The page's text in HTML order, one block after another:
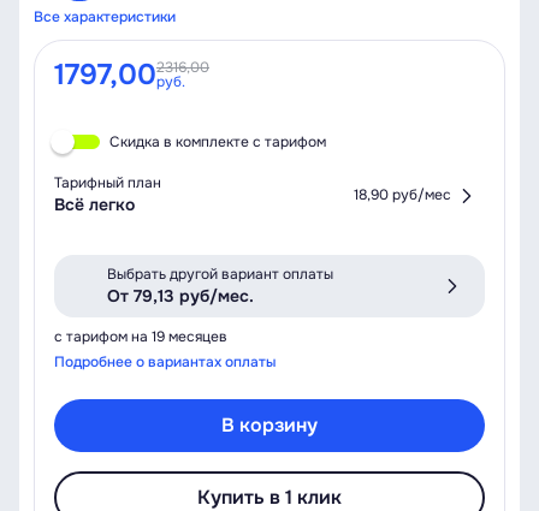
Все характеристики
1797,002316,00
руб.
Скидка в комплекте с тарифом
Тарифный план
Всё легко 18,90 руб/мес
Выбрать другой вариант оплаты
От 79,13 руб/мес.
с тарифом на 19 месяцев
Подробнее о вариантах оплаты
В корзину
Купить в 1 клик